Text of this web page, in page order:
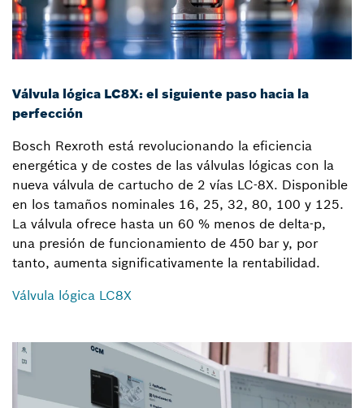
Válvula lógica LC8X: el siguiente paso hacia la
perfección
Bosch Rexroth está revolucionando la eficiencia
energética y de costes de las válvulas lógicas con la
nueva válvula de cartucho de 2 vías LC-8X. Disponible
en los tamaños nominales 16, 25, 32, 80, 100 y 125.
La válvula ofrece hasta un 60 % menos de delta-p,
una presión de funcionamiento de 450 bar y, por
tanto, aumenta significativamente la rentabilidad.
Válvula lógica LC8X